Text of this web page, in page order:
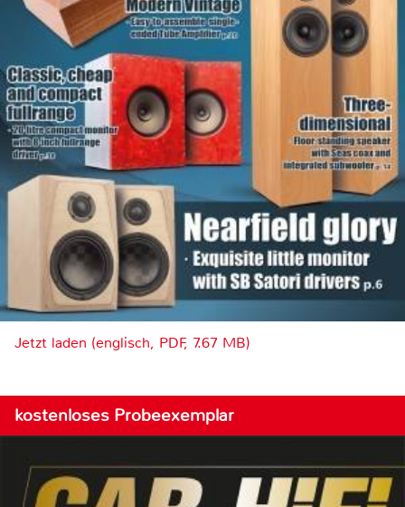
Jetzt laden (englisch, PDF, 7.67 MB)
kostenloses Probeexemplar